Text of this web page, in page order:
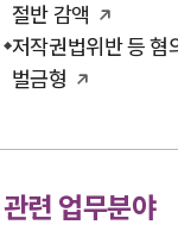
절반 감액
저작권법위반 등 혐
벌금형
관련 업무분야